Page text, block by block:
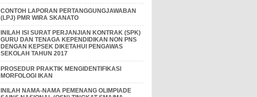
CONTOH LAPORAN PERTANGGUNGJAWABAN
(LPJ) PMR WIRA SKANATO
INILAH ISI SURAT PERJANJIAN KONTRAK (SPK)
GURU DAN TENAGA KEPENDIDIKAN NON PNS
DENGAN KEPSEK DIKETAHUI PENGAWAS
SEKOLAH TAHUN 2017
PROSEDUR PRAKTIK MENGIDENTIFIKASI
MORFOLOGI IKAN
INILAH NAMA-NAMA PEMENANG OLIMPIADE